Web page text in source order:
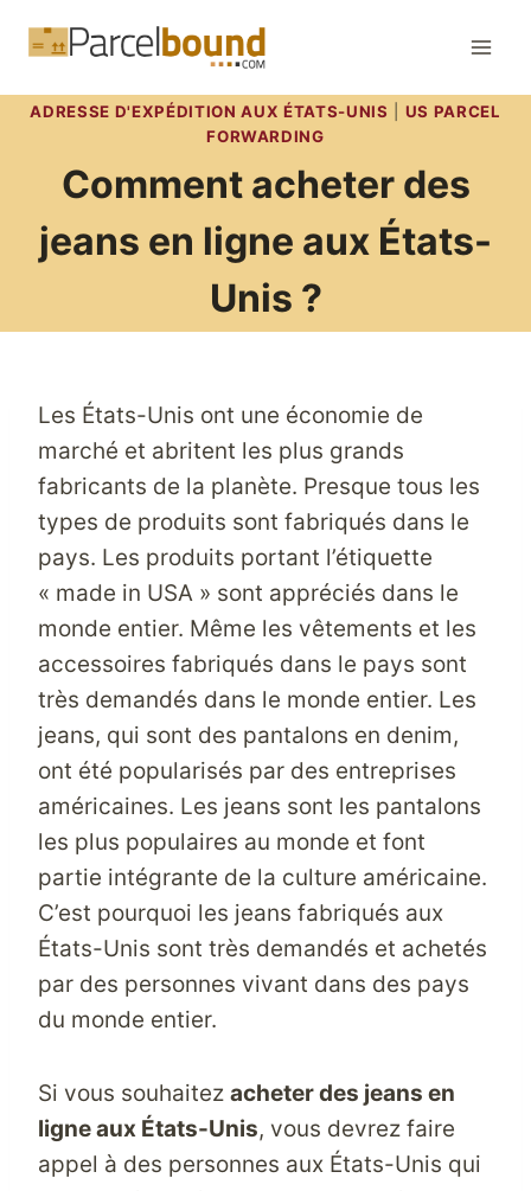
ADRESSE D'EXPÉDITION AUX ÉTATS-UNIS
US PARCEL
FORWARDING
Comment acheter des
jeans en ligne aux États-
Unis ?
Les États-Unis ont une économie de
marché et abritent les plus grands
fabricants de la planète. Presque tous les
types de produits sont fabriqués dans le
pays. Les produits portant l’étiquette
« made in USA » sont appréciés dans le
monde entier. Même les vêtements et les
accessoires fabriqués dans le pays sont
très demandés dans le monde entier. Les
jeans, qui sont des pantalons en denim,
ont été popularisés par des entreprises
américaines. Les jeans sont les pantalons
les plus populaires au monde et font
partie intégrante de la culture américaine.
C’est pourquoi les jeans fabriqués aux
États-Unis sont très demandés et achetés
par des personnes vivant dans des pays
du monde entier.
Si vous souhaitez acheter des jeans en
ligne aux États-Unis, vous devrez faire
appel à des personnes aux États-Unis qui